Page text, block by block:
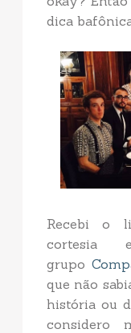
dica
Recebi o
cortesia
grupo
que não
história ou
considero